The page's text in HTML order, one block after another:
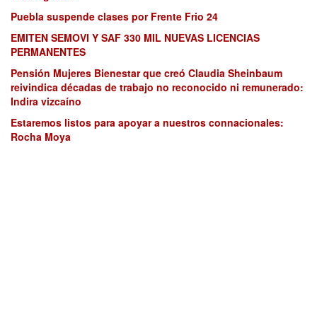
Puebla suspende clases por Frente Frio 24
EMITEN SEMOVI Y SAF 330 MIL NUEVAS LICENCIAS
PERMANENTES
Pensión Mujeres Bienestar que creó Claudia Sheinbaum
reivindica décadas de trabajo no reconocido ni remunerado:
Indira vizcaíno
Estaremos listos para apoyar a nuestros connacionales:
Rocha Moya